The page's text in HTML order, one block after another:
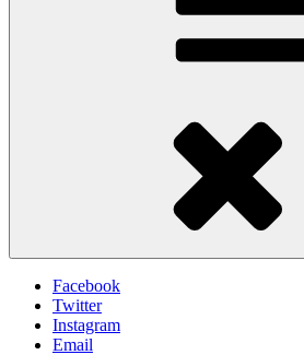
Facebook
Twitter
Instagram
Email